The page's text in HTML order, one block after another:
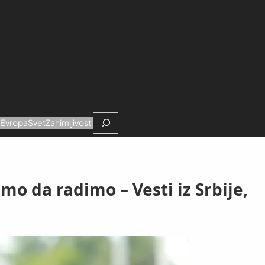
EvropaSvetZanimljivostiSearch
da radimo – Vesti iz Srbije,